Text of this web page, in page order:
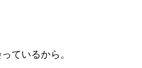
ているから。